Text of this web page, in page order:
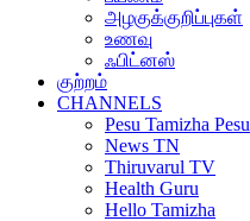
அழகுக்குறிப்புகள்
உணவு
ஃபிட்னஸ்
குற்றம்
CHANNELS
Pesu Tamizha Pesu
News TN
Thiruvarul TV
Health Guru
Hello Tamizha